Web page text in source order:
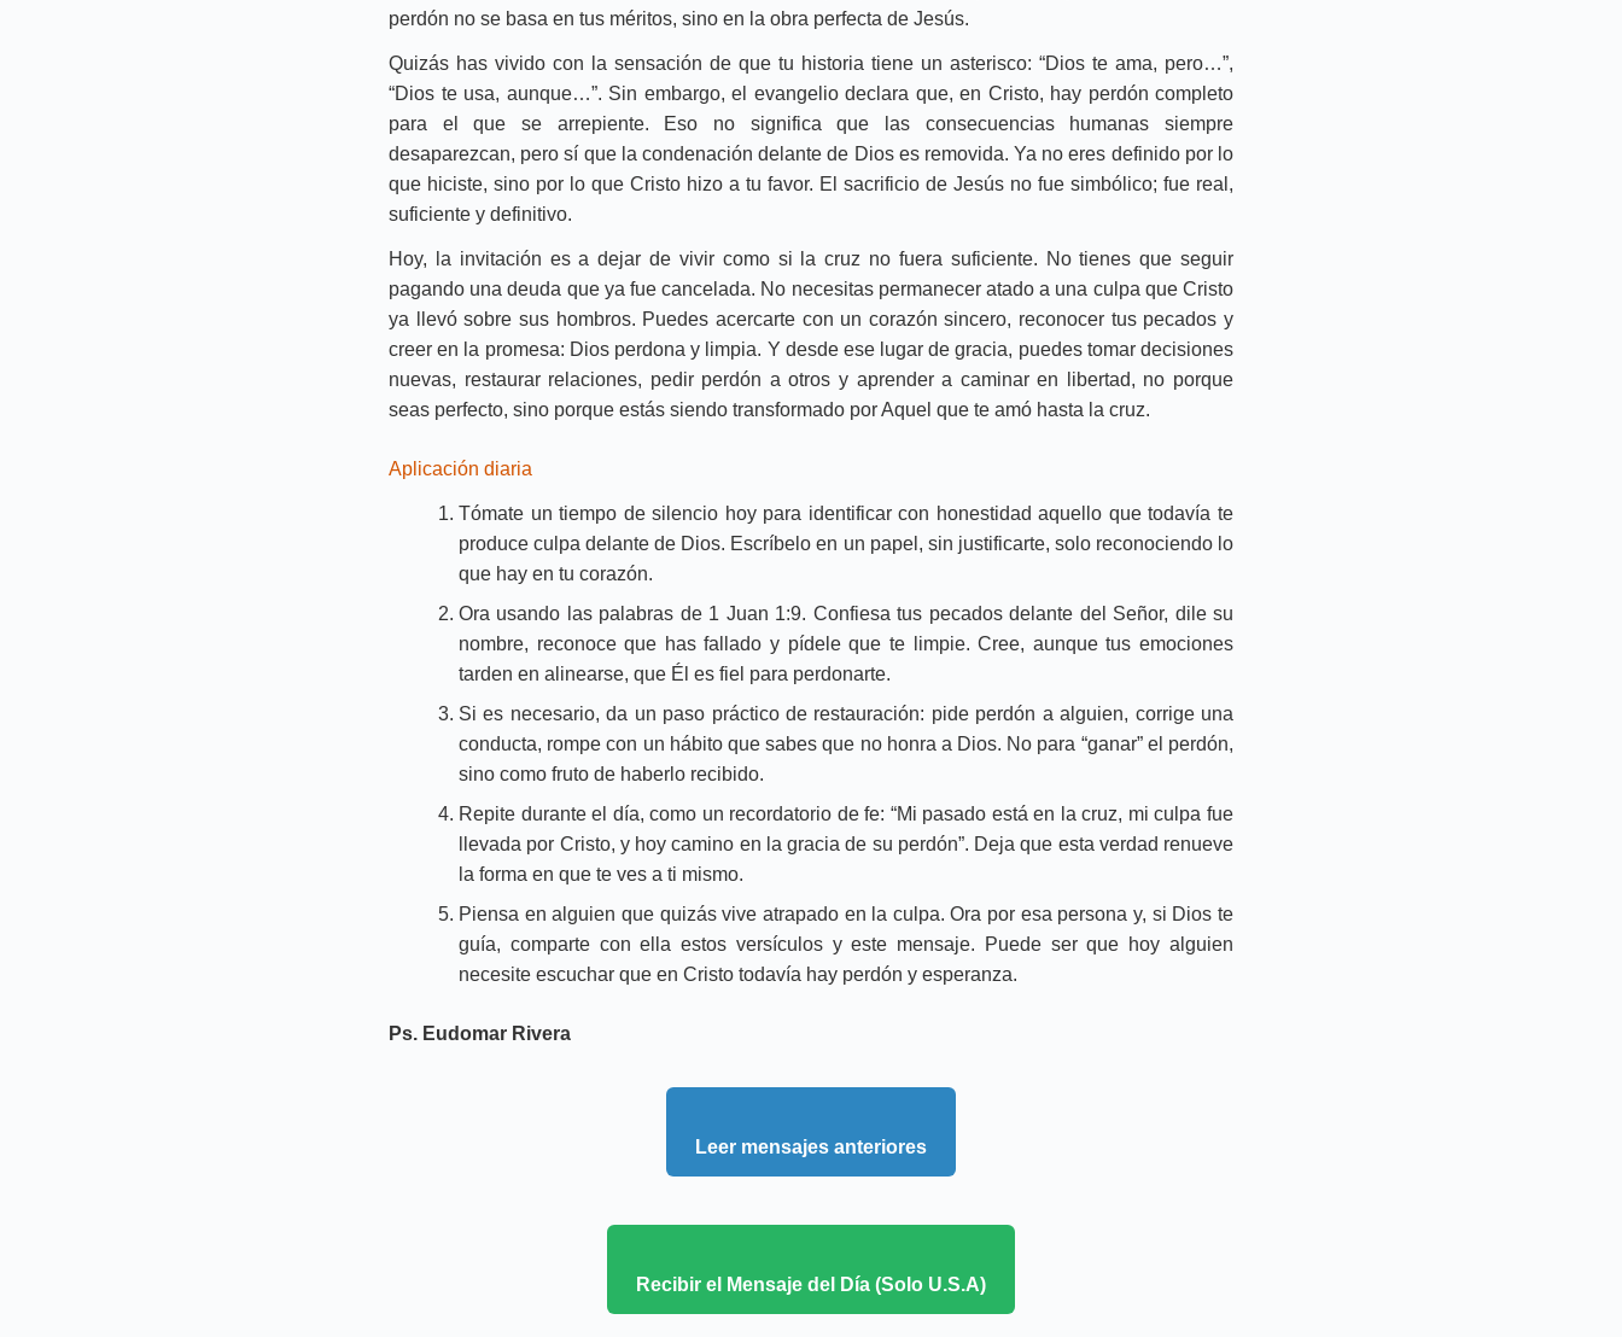
perdón no se basa en tus méritos, sino en la obra perfecta de Jesús.
Quizás has vivido con la sensación de que tu historia tiene un asterisco: “Dios te ama, pero…”,
“Dios te usa, aunque…”. Sin embargo, el evangelio declara que, en Cristo, hay perdón completo
para el que se arrepiente. Eso no significa que las consecuencias humanas siempre
desaparezcan, pero sí que la condenación delante de Dios es removida. Ya no eres definido por lo
que hiciste, sino por lo que Cristo hizo a tu favor. El sacrificio de Jesús no fue simbólico; fue real,
suficiente y definitivo.
Hoy, la invitación es a dejar de vivir como si la cruz no fuera suficiente. No tienes que seguir
pagando una deuda que ya fue cancelada. No necesitas permanecer atado a una culpa que Cristo
ya llevó sobre sus hombros. Puedes acercarte con un corazón sincero, reconocer tus pecados y
creer en la promesa: Dios perdona y limpia. Y desde ese lugar de gracia, puedes tomar decisiones
nuevas, restaurar relaciones, pedir perdón a otros y aprender a caminar en libertad, no porque
seas perfecto, sino porque estás siendo transformado por Aquel que te amó hasta la cruz.
Aplicación diaria
Tómate un tiempo de silencio hoy para identificar con honestidad aquello que todavía te
produce culpa delante de Dios. Escríbelo en un papel, sin justificarte, solo reconociendo lo
que hay en tu corazón.
Ora usando las palabras de 1 Juan 1:9. Confiesa tus pecados delante del Señor, dile su
nombre, reconoce que has fallado y pídele que te limpie. Cree, aunque tus emociones
tarden en alinearse, que Él es fiel para perdonarte.
Si es necesario, da un paso práctico de restauración: pide perdón a alguien, corrige una
conducta, rompe con un hábito que sabes que no honra a Dios. No para “ganar” el perdón,
sino como fruto de haberlo recibido.
Repite durante el día, como un recordatorio de fe: “Mi pasado está en la cruz, mi culpa fue
llevada por Cristo, y hoy camino en la gracia de su perdón”. Deja que esta verdad renueve
la forma en que te ves a ti mismo.
Piensa en alguien que quizás vive atrapado en la culpa. Ora por esa persona y, si Dios te
guía, comparte con ella estos versículos y este mensaje. Puede ser que hoy alguien
necesite escuchar que en Cristo todavía hay perdón y esperanza.
Ps. Eudomar Rivera
Leer mensajes anteriores
Recibir el Mensaje del Día (Solo U.S.A)